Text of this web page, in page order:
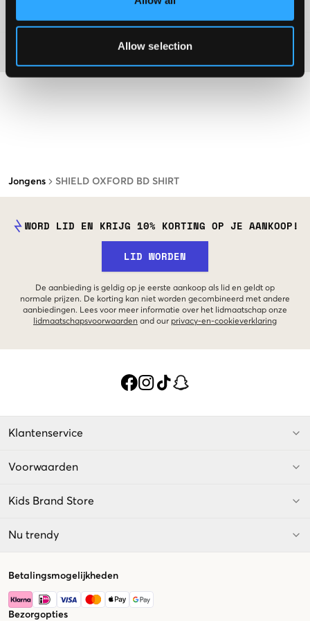
Allow selection
Jongens SHIELD OXFORD BD SHIRT
WORD LID EN KRIJG 10% KORTING OP JE AANKOOP!
LID WORDEN
De aanbieding is geldig op je eerste aankoop als lid en geldt op
normale prijzen. De korting kan niet worden gecombineerd met andere
aanbiedingen. Lees voor meer informatie over het lidmaatschap onze
lidmaatschapsvoorwaarden and our privacy-en-cookieverklaring
Klantenservice
Voorwaarden
Kids Brand Store
Nu trendy
Betalingsmogelijkheden
Bezorgopties